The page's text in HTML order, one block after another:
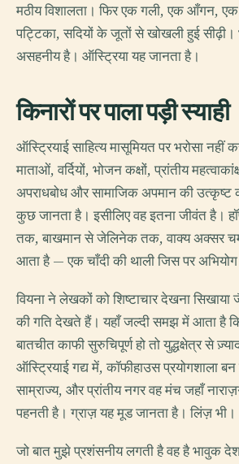
मठीय विशालता। फिर एक गली, एक आँगन, एक
पट्टिका, सदियों के जूतों से खोखली हुई सीढ़ी।
असहनीय है। ऑस्ट्रिया यह जानता है।
किनारों पर पाला पड़ी स्याही
ऑस्ट्रियाई साहित्य मासूमियत पर भरोसा नहीं
माताओं, वर्दियों, भोजन कक्षों, प्रांतीय
अपराधबोध और सामाजिक अपमान की उत्कृष्ट
कुछ जानता है। इसीलिए वह इतना जीवंत है।
तक, बाखमान से जेलिनेक तक, वाक्य अक्सर
आता है — एक चाँदी की थाली जिस पर अभियोग
वियना ने लेखकों को शिष्टाचार देखना सिखाया
की गति देखते हैं। यहाँ जल्दी समझ में आता है
बातचीत काफी सुरुचिपूर्ण हो तो युद्धक्षेत्र से
ऑस्ट्रियाई गद्य में, कॉफीहाउस प्रयोगशाला
साम्राज्य, और प्रांतीय नगर वह मंच जहाँ
पहनती है। ग्राज़ यह मूड जानता है। लिंज़ भी।
जो बात मुझे प्रशंसनीय लगती है वह है भावुक